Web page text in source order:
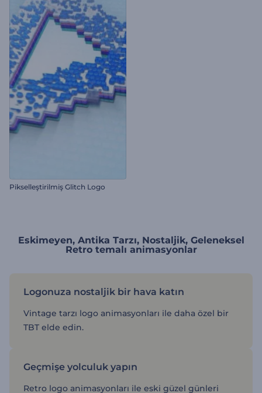
Pikselleştirilmiş Glitch Logo
Eskimeyen, Antika Tarzı, Nostaljik, Geleneksel
Retro temalı animasyonlar
Logonuza nostaljik bir hava katın
Vintage tarzı logo animasyonları ile daha özel bir
TBT elde edin.
Geçmişe yolculuk yapın
Retro logo animasyonları ile eski güzel günleri